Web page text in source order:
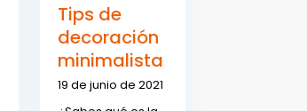
Tips de
decoración
minimalista
19 de junio de 2021